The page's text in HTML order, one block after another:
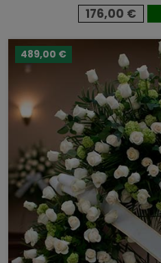
176,00 €
489,00 €